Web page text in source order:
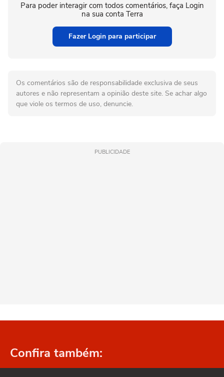
Para poder interagir com todos comentários, faça Login
na sua conta Terra
Fazer Login para participar
Os comentários são de responsabilidade exclusiva de seus
autores e não representam a opinião deste site. Se achar algo
que viole os termos de uso, denuncie.
PUBLICIDADE
Confira também: